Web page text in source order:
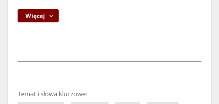
Więcej
Temat i słowa kluczowe: